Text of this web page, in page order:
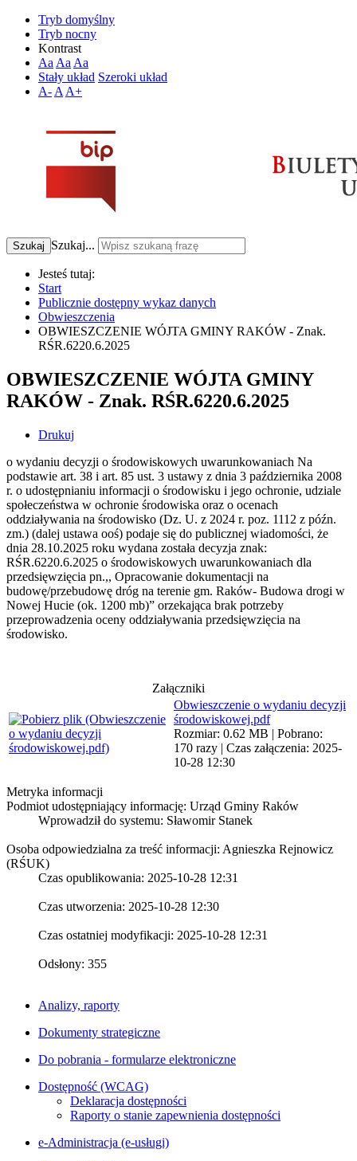
Tryb domyślny
Tryb nocny
Kontrast
Aa Aa Aa
Stały układ Szeroki układ
A- A A+
Szukaj Szukaj...
Jesteś tutaj:
Start
Publicznie dostępny wykaz danych
Obwieszczenia
OBWIESZCZENIE WÓJTA GMINY RAKÓW - Znak.
RŚR.6220.6.2025
OBWIESZCZENIE WÓJTA GMINY
RAKÓW - Znak. RŚR.6220.6.2025
Drukuj
o wydaniu decyzji o środowiskowych uwarunkowaniach Na
podstawie art. 38 i art. 85 ust. 3 ustawy z dnia 3 października 2008
r. o udostępnianiu informacji o środowisku i jego ochronie, udziale
społeczeństwa w ochronie środowiska oraz o ocenach
oddziaływania na środowisko (Dz. U. z 2024 r. poz. 1112 z późn.
zm.) (dalej ustawa ooś) podaje się do publicznej wiadomości, że
dnia 28.10.2025 roku wydana została decyzja znak:
RŚR.6220.6.2025 o środowiskowych uwarunkowaniach dla
przedsięwzięcia pn.,, Opracowanie dokumentacji na
budowę/przebudowę dróg na terenie gm. Raków- Budowa drogi w
Nowej Hucie (ok. 1200 mb)” orzekająca brak potrzeby
przeprowadzenia oceny oddziaływania przedsięwzięcia na
środowisko.
Załączniki
Obwieszczenie o wydaniu decyzji
środowiskowej.pdf
Rozmiar: 0.62 MB | Pobrano:
170 razy | Czas załączenia: 2025-
10-28 12:30
Metryka informacji
Podmiot udostępniający informację: Urząd Gminy Raków
Wprowadził do systemu: Sławomir Stanek
Osoba odpowiedzialna za treść informacji: Agnieszka Rejnowicz
(RŚUK)
Czas opublikowania: 2025-10-28 12:31
Czas utworzenia: 2025-10-28 12:30
Czas ostatniej modyfikacji: 2025-10-28 12:31
Odsłony: 355
Analizy, raporty
Dokumenty strategiczne
Do pobrania - formularze elektroniczne
Dostępność (WCAG)
Deklaracja dostępności
Raporty o stanie zapewnienia dostępności
e-Administracja (e-usługi)